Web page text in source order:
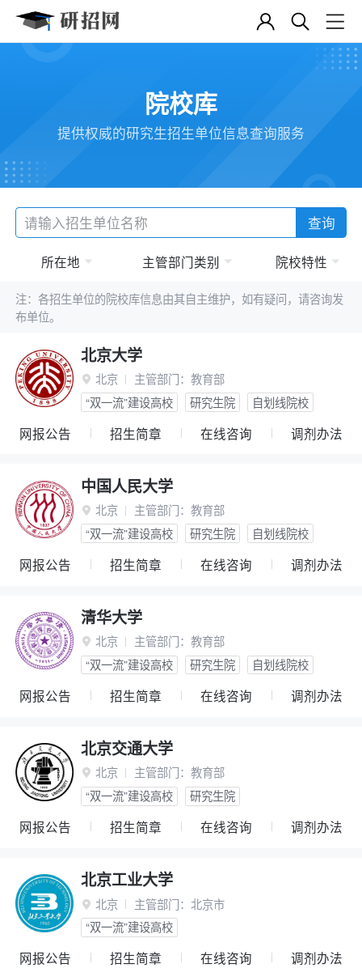
院校库
提供权威的研究生招生单位信息查询服务
查询
所在地 主管部门类别 院校特性
注：各招生单位的院校库信息由其自主维护，如有疑问，请咨询发
布单位。
北京大学
 北京 主管部门： 教育部
“双一流”建设高校
研究生院 自划线院校
网报公告 招生简章 在线咨询 调剂办法
中国人民大学
 北京 主管部门： 教育部
“双一流”建设高校
研究生院 自划线院校
网报公告 招生简章 在线咨询 调剂办法
清华大学
 北京 主管部门： 教育部
“双一流”建设高校
研究生院 自划线院校
网报公告 招生简章 在线咨询 调剂办法
北京交通大学
 北京 主管部门： 教育部
“双一流”建设高校
研究生院
网报公告 招生简章 在线咨询 调剂办法
北京工业大学
 北京 主管部门： 北京市
“双一流”建设高校
网报公告 招生简章 在线咨询 调剂办法